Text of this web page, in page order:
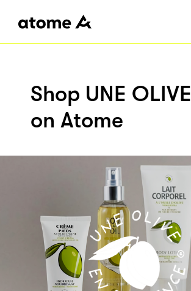
Shop UNE OLIVE
on Atome